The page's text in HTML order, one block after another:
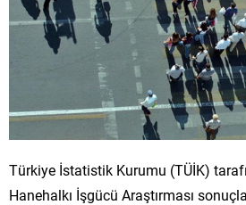
Türkiye İstatistik Kurumu (TÜİK)
Hanehalkı İşgücü Araştırması